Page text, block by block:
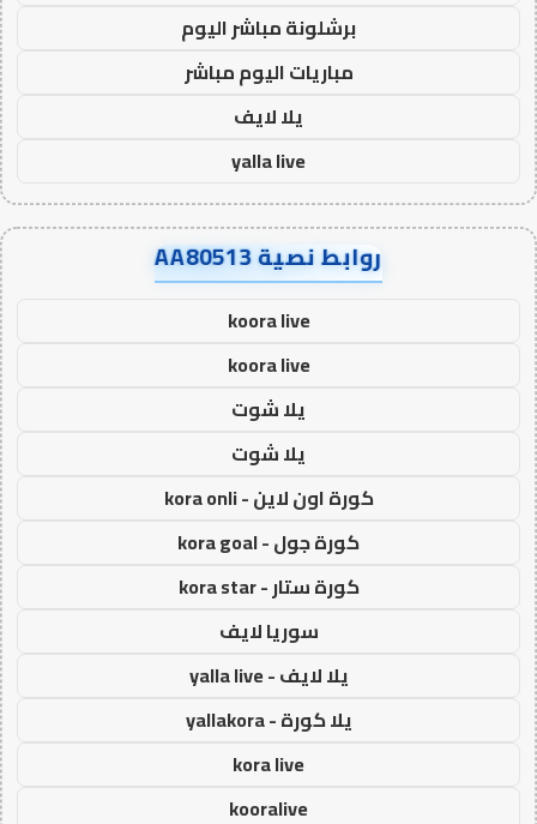
برشلونة مباشر اليوم
مباريات اليوم مباشر
يلا لايف
yalla live
روابط نصية AA80513
koora live
koora live
يلا شوت
يلا شوت
كورة اون لاين - kora onli
كورة جول - kora goal
كورة ستار - kora star
سوريا لايف
يلا لايف - yalla live
يلا كورة - yallakora
kora live
kooralive